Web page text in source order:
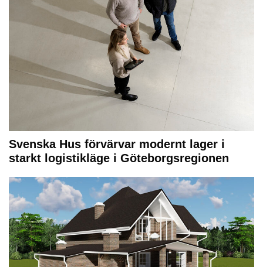
Svenska Hus förvärvar modernt lager i
starkt logistikläge i Göteborgsregionen